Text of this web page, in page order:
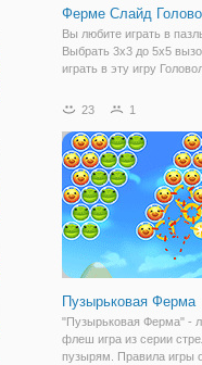
Ферме Слайд
Вы любите играть в
Выбрать 3x3 до 5x5
играть в эту игру
23
1
Пузырьковая Ферма
"Пузырьковая Ферма" -
флеш игра из серии
пузырям. Правила игры